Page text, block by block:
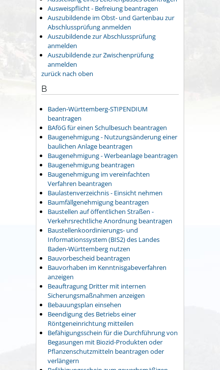
Ausweispflicht - Befreiung beantragen
Auszubildende im Obst- und Gartenbau zur
Abschlussprüfung anmelden
Auszubildende zur Abschlussprüfung
anmelden
Auszubildende zur Zwischenprüfung
anmelden
zurück nach oben
B
Baden-Württemberg-STIPENDIUM
beantragen
BAföG für einen Schulbesuch beantragen
Baugenehmigung - Nutzungsänderung einer
baulichen Anlage beantragen
Baugenehmigung - Werbeanlage beantragen
Baugenehmigung beantragen
Baugenehmigung im vereinfachten
Verfahren beantragen
Baulastenverzeichnis - Einsicht nehmen
Baumfällgenehmigung beantragen
Baustellen auf öffentlichen Straßen -
Verkehrsrechtliche Anordnung beantragen
Baustellenkoordinierungs- und
Informationssystem (BIS2) des Landes
Baden-Württemberg nutzen
Bauvorbescheid beantragen
Bauvorhaben im Kenntnisgabeverfahren
anzeigen
Beauftragung Dritter mit internen
Sicherungsmaßnahmen anzeigen
Bebauungsplan einsehen
Beendigung des Betriebs einer
Röntgeneinrichtung mitteilen
Befähigungsschein für die Durchführung von
Begasungen mit Biozid-Produkten oder
Pflanzenschutzmitteln beantragen oder
verlängern